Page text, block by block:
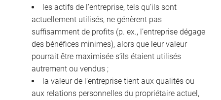
les actifs de l’entreprise, tels qu’ils sont
actuellement utilisés, ne génèrent pas
suffisamment de profits (p. ex., l’entreprise dégage
des bénéfices minimes), alors que leur valeur
pourrait être maximisée s’ils étaient utilisés
autrement ou vendus ;
la valeur de l’entreprise tient aux qualités ou
aux relations personnelles du propriétaire actuel,